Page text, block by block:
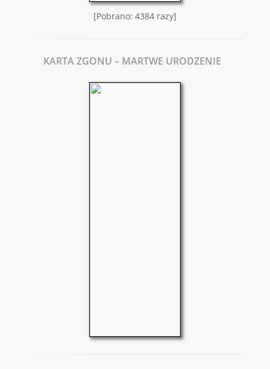
[Pobrano: 4384 razy]
KARTA ZGONU – MARTWE URODZENIE